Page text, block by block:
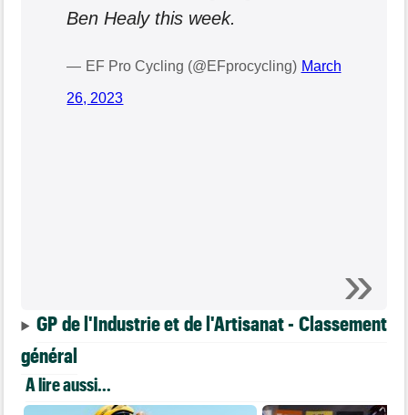
Ben Healy this week.
— EF Pro Cycling (@EFprocycling) March
26, 2023
GP de l'Industrie et de l'Artisanat - Classement
général
A lire aussi...